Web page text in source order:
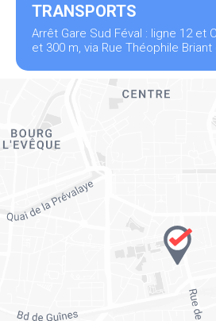
TRANSPORTS
Arrêt Gare Sud Féval : ligne 12 et
et 300 m, via Rue Théophile Briant